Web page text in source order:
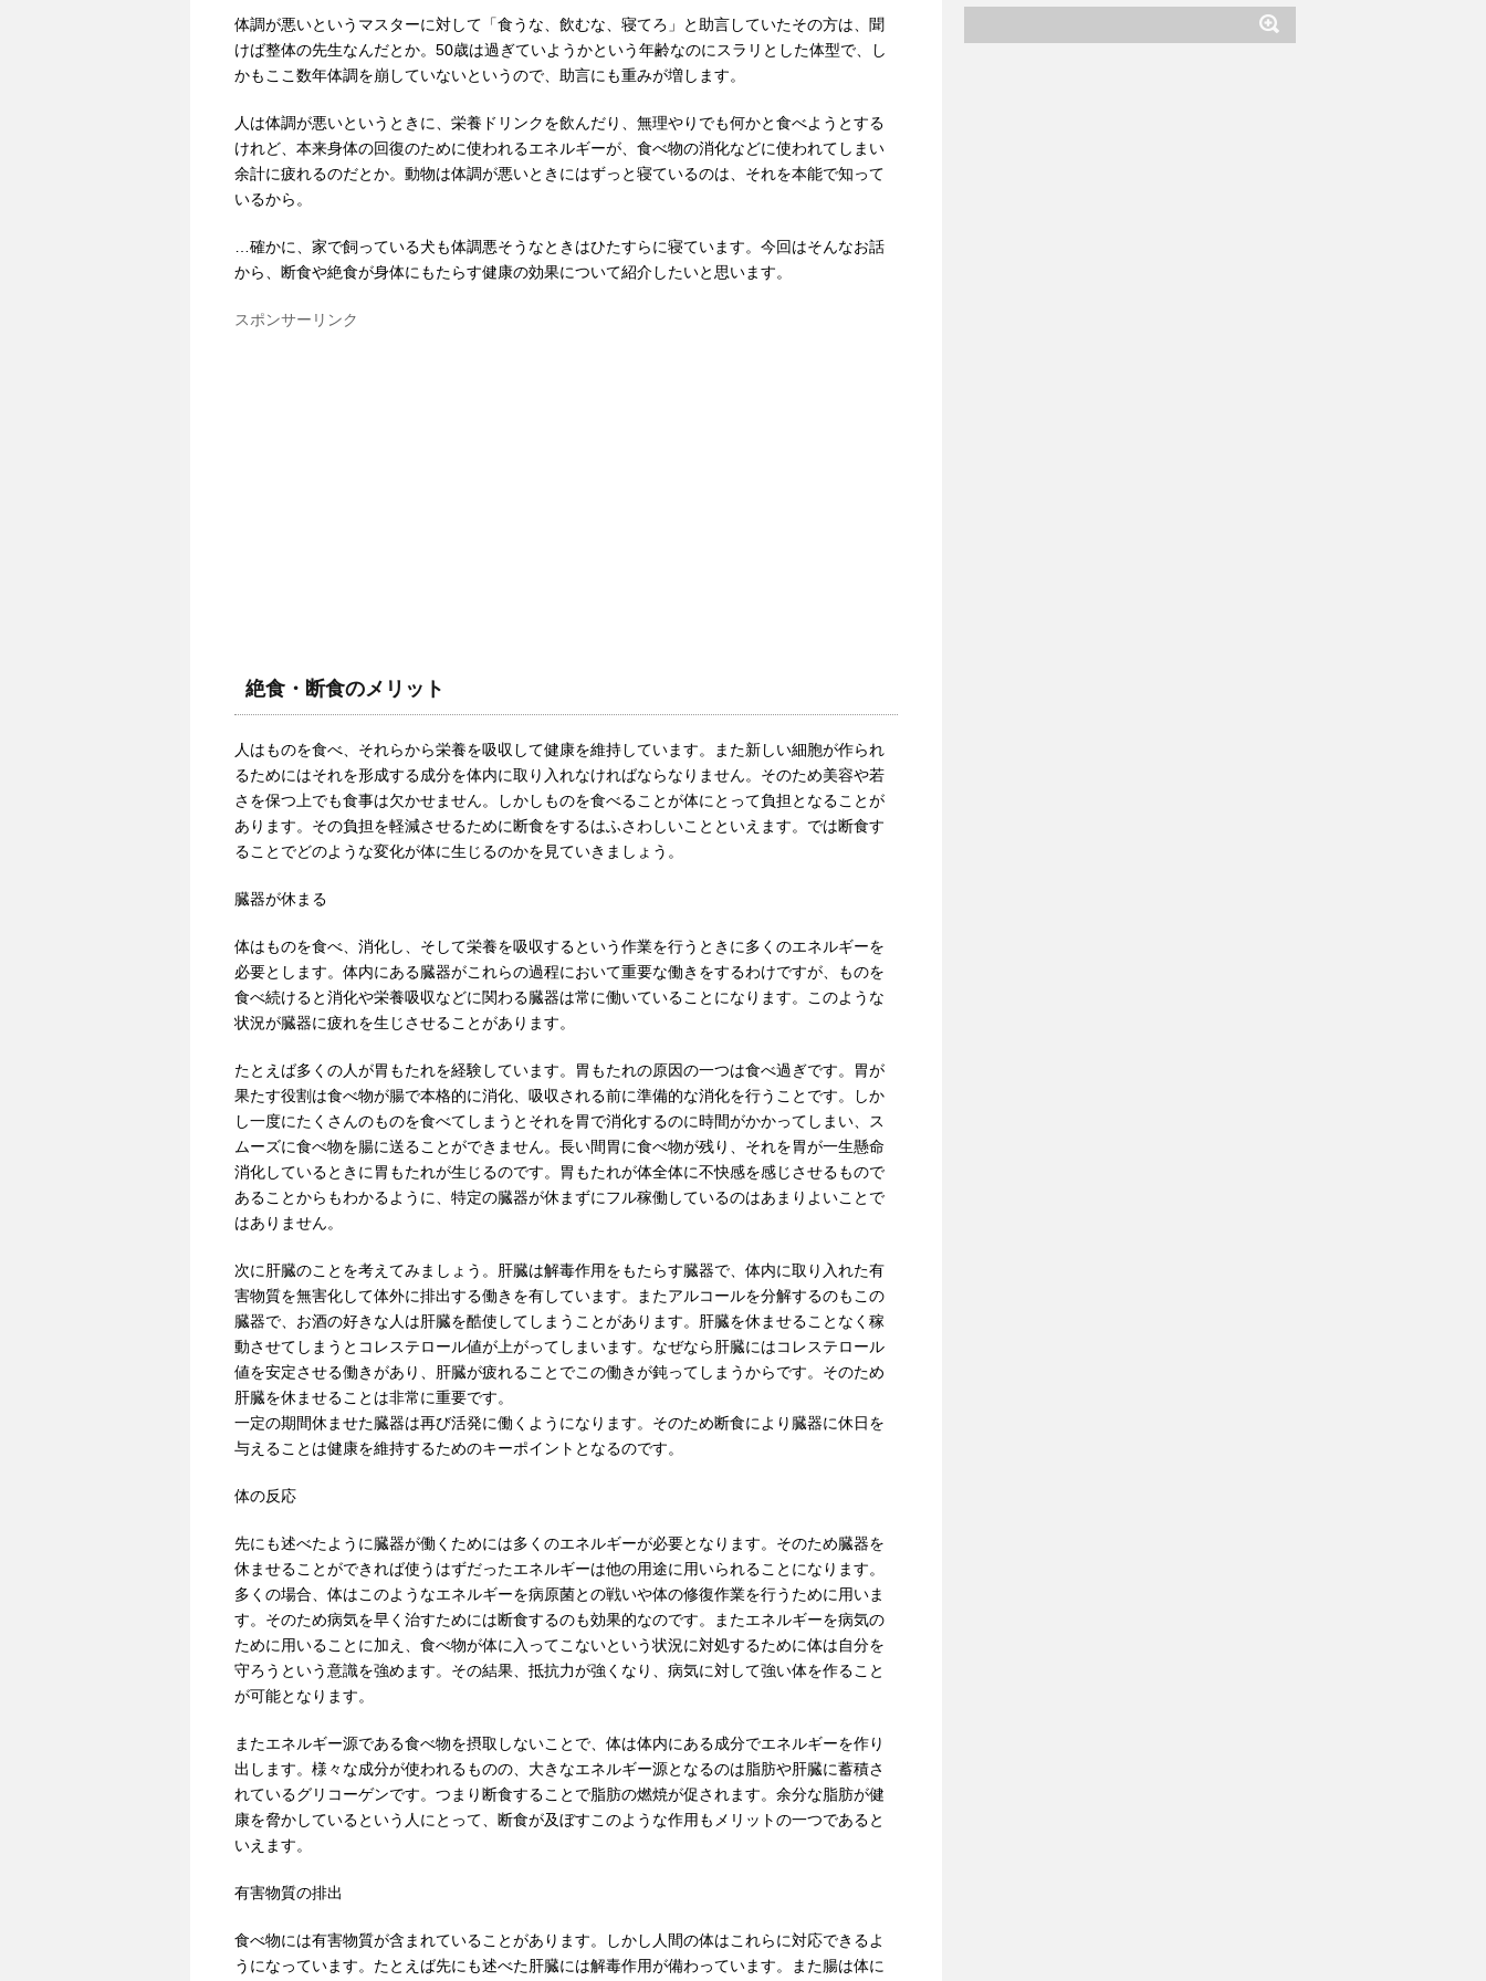
体調が悪いというマスターに対して「食うな、飲むな、寝てろ」と助言していたその方は、聞
けば整体の先生なんだとか。50歳は過ぎていようかという年齢なのにスラリとした体型で、し
かもここ数年体調を崩していないというので、助言にも重みが増します。
人は体調が悪いというときに、栄養ドリンクを飲んだり、無理やりでも何かと食べようとする
けれど、本来身体の回復のために使われるエネルギーが、食べ物の消化などに使われてしまい
余計に疲れるのだとか。動物は体調が悪いときにはずっと寝ているのは、それを本能で知って
いるから。
…確かに、家で飼っている犬も体調悪そうなときはひたすらに寝ています。今回はそんなお話
から、断食や絶食が身体にもたらす健康の効果について紹介したいと思います。
スポンサーリンク
絶食・断食のメリット
人はものを食べ、それらから栄養を吸収して健康を維持しています。また新しい細胞が作られ
るためにはそれを形成する成分を体内に取り入れなければならなりません。そのため美容や若
さを保つ上でも食事は欠かせません。しかしものを食べることが体にとって負担となることが
あります。その負担を軽減させるために断食をするはふさわしいことといえます。では断食す
ることでどのような変化が体に生じるのかを見ていきましょう。
臓器が休まる
体はものを食べ、消化し、そして栄養を吸収するという作業を行うときに多くのエネルギーを
必要とします。体内にある臓器がこれらの過程において重要な働きをするわけですが、ものを
食べ続けると消化や栄養吸収などに関わる臓器は常に働いていることになります。このような
状況が臓器に疲れを生じさせることがあります。
たとえば多くの人が胃もたれを経験しています。胃もたれの原因の一つは食べ過ぎです。胃が
果たす役割は食べ物が腸で本格的に消化、吸収される前に準備的な消化を行うことです。しか
し一度にたくさんのものを食べてしまうとそれを胃で消化するのに時間がかかってしまい、ス
ムーズに食べ物を腸に送ることができません。長い間胃に食べ物が残り、それを胃が一生懸命
消化しているときに胃もたれが生じるのです。胃もたれが体全体に不快感を感じさせるもので
あることからもわかるように、特定の臓器が休まずにフル稼働しているのはあまりよいことで
はありません。
次に肝臓のことを考えてみましょう。肝臓は解毒作用をもたらす臓器で、体内に取り入れた有
害物質を無害化して体外に排出する働きを有しています。またアルコールを分解するのもこの
臓器で、お酒の好きな人は肝臓を酷使してしまうことがあります。肝臓を休ませることなく稼
動させてしまうとコレステロール値が上がってしまいます。なぜなら肝臓にはコレステロール
値を安定させる働きがあり、肝臓が疲れることでこの働きが鈍ってしまうからです。そのため
肝臓を休ませることは非常に重要です。
一定の期間休ませた臓器は再び活発に働くようになります。そのため断食により臓器に休日を
与えることは健康を維持するためのキーポイントとなるのです。
体の反応
先にも述べたように臓器が働くためには多くのエネルギーが必要となります。そのため臓器を
休ませることができれば使うはずだったエネルギーは他の用途に用いられることになります。
多くの場合、体はこのようなエネルギーを病原菌との戦いや体の修復作業を行うために用いま
す。そのため病気を早く治すためには断食するのも効果的なのです。またエネルギーを病気の
ために用いることに加え、食べ物が体に入ってこないという状況に対処するために体は自分を
守ろうという意識を強めます。その結果、抵抗力が強くなり、病気に対して強い体を作ること
が可能となります。
またエネルギー源である食べ物を摂取しないことで、体は体内にある成分でエネルギーを作り
出します。様々な成分が使われるものの、大きなエネルギー源となるのは脂肪や肝臓に蓄積さ
れているグリコーゲンです。つまり断食することで脂肪の燃焼が促されます。余分な脂肪が健
康を脅かしているという人にとって、断食が及ぼすこのような作用もメリットの一つであると
いえます。
有害物質の排出
食べ物には有害物質が含まれていることがあります。しかし人間の体はこれらに対応できるよ
うになっています。たとえば先にも述べた肝臓には解毒作用が備わっています。また腸は体に